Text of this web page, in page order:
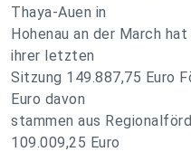
Thaya-Auen in
Hohenau an der March
ihrer letzten
Sitzung 149.887,75 Euro
Euro davon
stammen aus
109.009,25 Euro